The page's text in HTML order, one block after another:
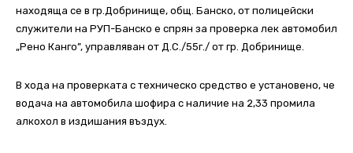
находяща се в гр.Добринище, общ. Банско, от полицейски
служители на РУП-Банско е спрян за проверка лек автомобил
„Рено Канго”, управляван от Д.С./55г./ от гр. Добринище.
В хода на проверката с техническо средство е установено, че
водача на автомобила шофира с наличие на 2,33 промила
алкохол в издишания въздух.